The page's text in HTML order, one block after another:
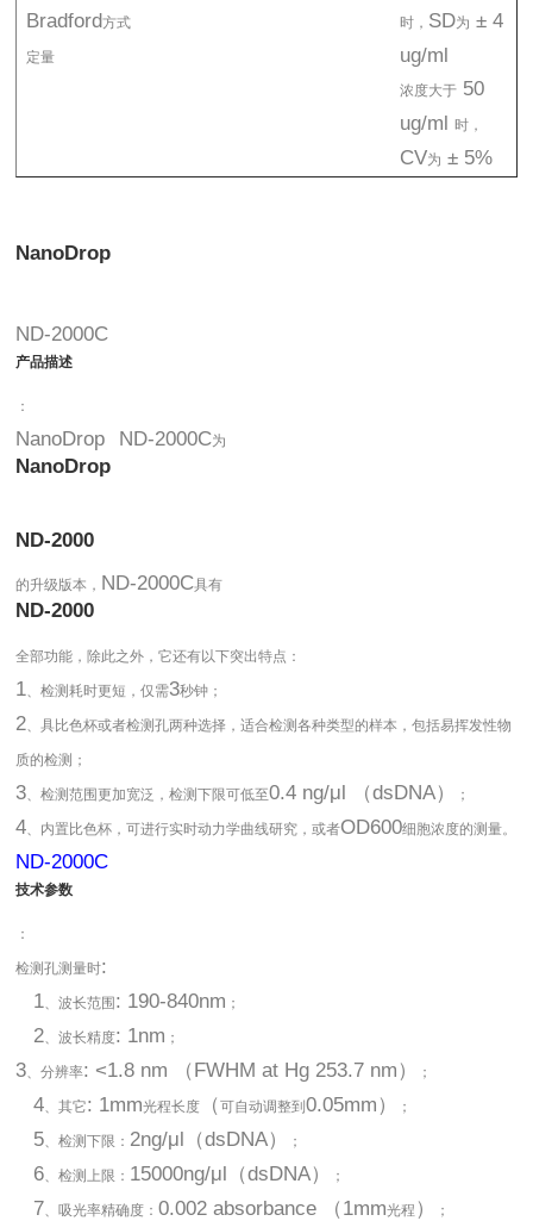
Bradford方式
定量
时， SD为 ± 4
ug/ml
浓度大于50
ug/ml 时，
CV为 ± 5%
NanoDrop
ND-2000C
产品描述
：
NanoDrop ND-2000C为
NanoDrop
ND-2000
的升级版本， ND-2000C具有
ND-2000
全部功能，除此之外，它还有以下突出特点：
1 、检测耗时更短，仅需3秒钟；
2 、具比色杯或者检测孔两种选择，适合检测各种类型的样本，包括易挥发性物
质的检测；
3 、检测范围更加宽泛，检测下限可低至0.4 ng/μl （dsDNA） ；
4 、内置比色杯，可进行实时动力学曲线研究，或者OD600细胞浓度的测量。
ND-2000C
技术参数
：
检测孔测量时:
1、波长范围 : 190-840nm ；
2、波长精度: 1nm ；
3、分辨率: <1.8 nm （FWHM at Hg 253.7 nm） ；
4、其它: 1mm光程长度 （可自动调整到0.05mm） ；
5、检测下限： 2ng/μl（dsDNA） ；
6、检测上限： 15000ng/μl（dsDNA） ；
7、吸光率精确度：0.002 absorbance （1mm光程 ） ；